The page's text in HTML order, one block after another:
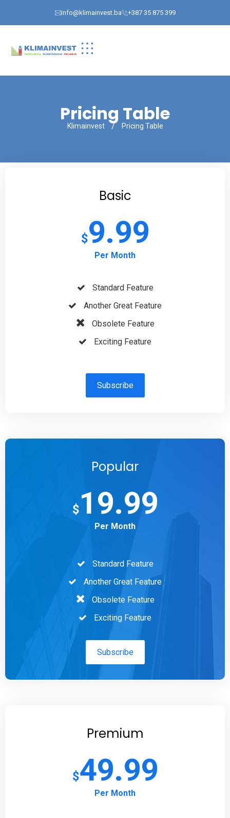
info@klimainvest.ba +387 35 875 399
Pricing Table
Klimainvest Pricing Table
Basic
$9.99
Per Month
Standard Feature
Another Great Feature
Obsolete Feature
Exciting Feature
Subscribe
Popular
$19.99
Per Month
Standard Feature
Another Great Feature
Obsolete Feature
Exciting Feature
Subscribe
Premium
$49.99
Per Month